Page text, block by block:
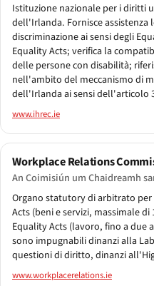
Istituzione nazionale per i diritti
dell'Irlanda. Fornisce assistenza
discriminazione ai sensi degli
Equality Acts; verifica la
delle persone con disabilità;
nell'ambito del meccanismo di
dell'Irlanda ai sensi dell'articolo
www.ihrec.ie
Workplace Relations
An Coimisiún um Chaidreamh
Organo statutory di arbitrato per
Acts (beni e servizi, massimale
Equality Acts (lavoro, fino a due
sono impugnabili dinanzi alla
questioni di diritto, dinanzi
www.workplacerelations.ie